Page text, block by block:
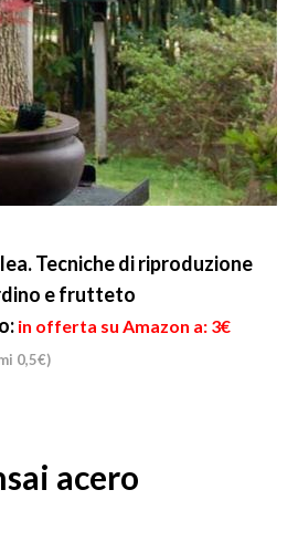
Tecniche di riproduzione
e frutteto
in offerta su Amazon a: 3€
0,5€)
acero